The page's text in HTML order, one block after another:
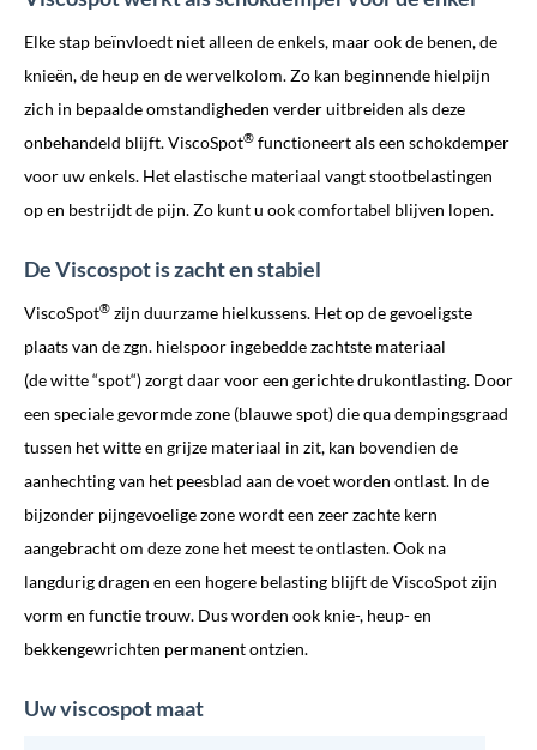
Elke stap beïnvloedt niet alleen de enkels, maar ook de benen, de
knieën, de heup en de wervelkolom. Zo kan beginnende hielpijn
zich in bepaalde omstandigheden verder uitbreiden als deze
onbehandeld blijft. ViscoSpot® functioneert als een schokdemper
voor uw enkels. Het elastische materiaal vangt stootbelastingen
op en bestrijdt de pijn. Zo kunt u ook comfortabel blijven lopen.
De Viscospot is zacht en stabiel
ViscoSpot® zijn duurzame hielkussens. Het op de gevoeligste
plaats van de zgn. hielspoor ingebedde zachtste materiaal
(de witte “spot“) zorgt daar voor een gerichte drukontlasting. Door
een speciale gevormde zone (blauwe spot) die qua dempingsgraad
tussen het witte en grijze materiaal in zit, kan bovendien de
aanhechting van het peesblad aan de voet worden ontlast. In de
bijzonder pijngevoelige zone wordt een zeer zachte kern
aangebracht om deze zone het meest te ontlasten. Ook na
langdurig dragen en een hogere belasting blijft de ViscoSpot zijn
vorm en functie trouw. Dus worden ook knie-, heup- en
bekkengewrichten permanent ontzien.
Uw viscospot maat